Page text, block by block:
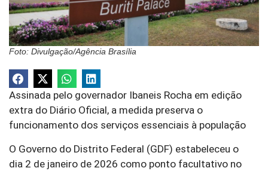
Foto: Divulgação/Agência Brasília
Assinada pelo governador Ibaneis Rocha em edição
extra do Diário Oficial, a medida preserva o
funcionamento dos serviços essenciais à população
O Governo do Distrito Federal (GDF) estabeleceu o
dia 2 de janeiro de 2026 como ponto facultativo no